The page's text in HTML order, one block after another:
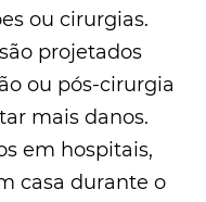
ou cirurgias.
projetados
ou pós-cirurgia
mais danos.
​​em hospitais,
casa durante o